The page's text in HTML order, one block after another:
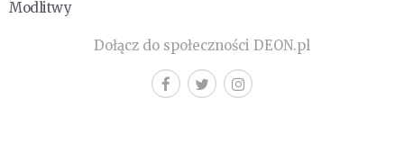
Modlitwy
Dołącz do społeczności DEON.pl